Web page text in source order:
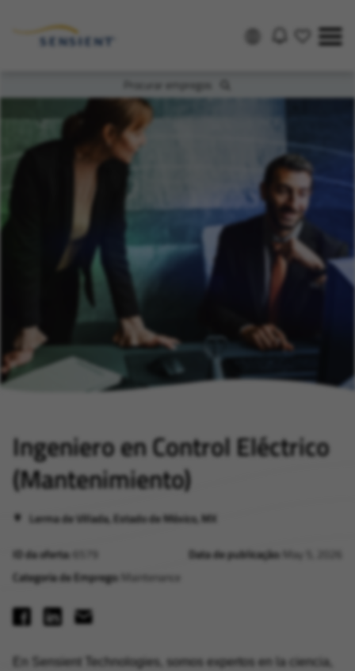
Procurar empregos
Ingeniero en Control Eléctrico
(Mantenimiento)
Lerma de Villada, Estado de México, MX
ID da oferta Data de publicação May 5, 2026
Categoria de Emprego Maintenance
En Sensient Technologies, somos expertos en la ciencia,